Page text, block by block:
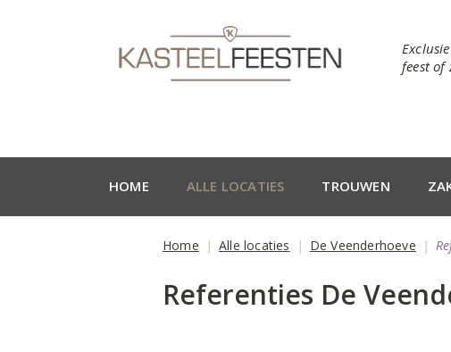
feest of
HOME ALLE LOCATIES TROUWEN
Home Alle locaties De Veenderhoeve
Referenties De